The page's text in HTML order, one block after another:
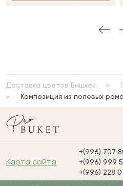
Доставка цветов Бишкек
Композиция из полевых
Карта сайта
+(996) 707
+(996) 999
+(996) 228